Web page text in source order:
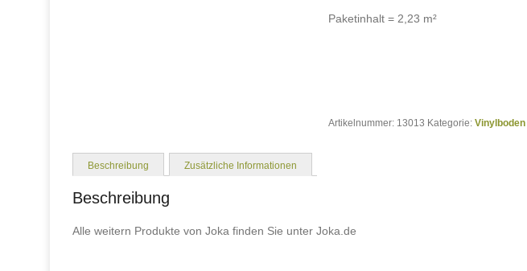
Paketinhalt = 2,23 m²
Artikelnummer: 13013 Kategorie:Vinylboden
Beschreibung Zusätzliche Informationen
Beschreibung
Alle weitern Produkte von Joka finden Sie unter Joka.de